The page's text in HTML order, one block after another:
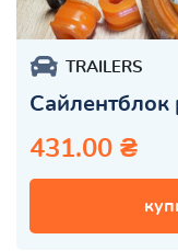
TRAILERS
Сайлентблок
431.00 ₴